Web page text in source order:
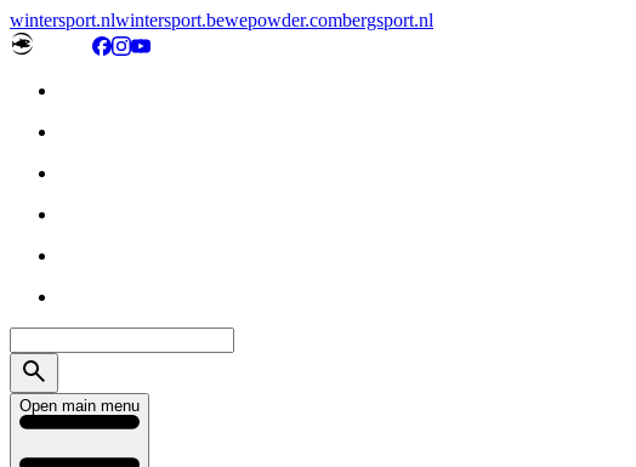
wintersport.nlwintersport.bewepowder.combergsport.nl
Open main menu